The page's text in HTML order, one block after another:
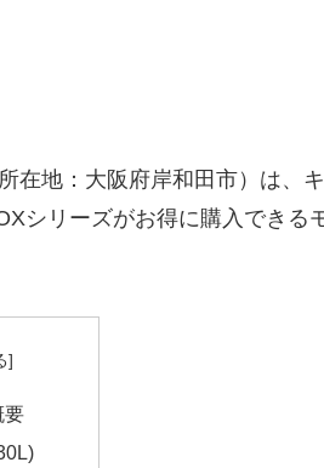
在地：大阪府岸和田市）は、
シリーズがお得に購入できる
要